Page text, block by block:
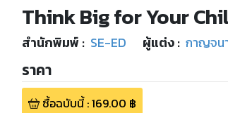
Think Big for Your
สำนักพิมพ์ : SE-ED ผู้แต่ง : กาญจน
ราคา
ซื้อฉบับนี้:169.00 ฿